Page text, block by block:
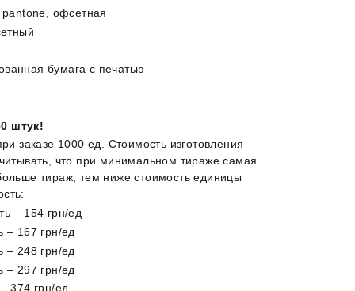
офсетная
бумага с печатью
штук!
заказе 1000 ед. Стоимость изготовления
что при минимальном тираже самая
тираж, тем ниже стоимость единицы
– 154 грн/ед
– 167 грн/ед
– 248 грн/ед
– 297 грн/ед
374 грн/ед